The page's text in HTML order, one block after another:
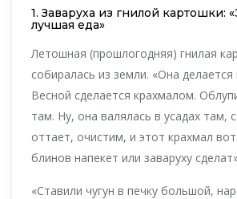
1. Заваруха из гнилой картошки:
лучшая еда»
Летошная (прошлогодняя) гнилая
собиралась из земли. «Она
Весной сделается крахмалом.
там. Ну, она валялась в усадах там,
оттает, очистим, и этот крахмал
блинов напекет или заваруху
«Ставили чугун в печку большой,